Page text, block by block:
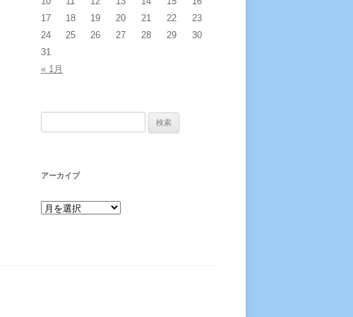
« 1月
17
18 19 20 21 22
23
24
25 26 27 28 29
30
31
アーカイブ
アーカイブ